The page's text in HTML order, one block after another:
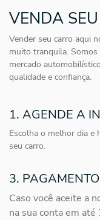
VENDA
Vender seu carro aqui
muito tranquila.
mercado
qualidade e confiança.
1. AGENDE A
Escolha o melhor dia e
seu carro.
3. PAGAMENTO
Caso você aceite a
na sua conta em até